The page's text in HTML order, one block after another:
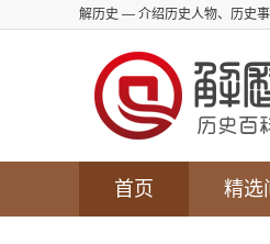
解历史 — 介绍历史人物、历史
首页 精选